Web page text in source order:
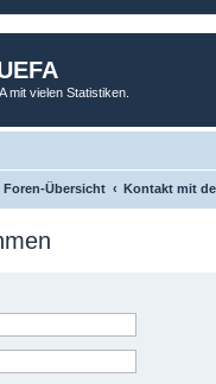
mit vielen Statistiken.
Foren-Übersicht Kontakt mit